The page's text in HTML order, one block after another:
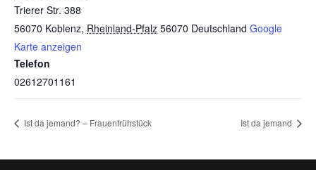
Trierer Str. 388
56070 Koblenz, Rheinland-Pfalz 56070 Deutschland Google
Karte anzeigen
Telefon
02612701161
Ist da jemand? – Frauenfrühstück Ist da jemand